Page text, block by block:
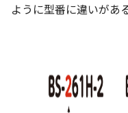
ように型番に違いがあ